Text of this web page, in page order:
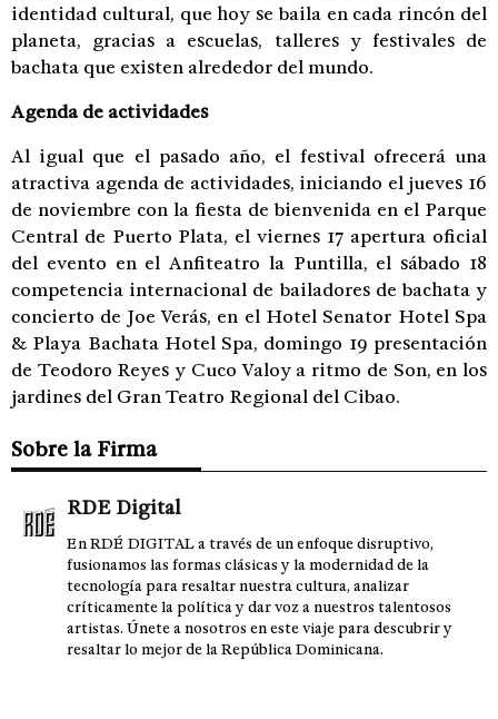
identidad cultural, que hoy se baila en cada rincón del
planeta, gracias a escuelas, talleres y festivales de
bachata que existen alrededor del mundo.
Agenda de actividades
Al igual que el pasado año, el festival ofrecerá una
atractiva agenda de actividades, iniciando el jueves 16
de noviembre con la fiesta de bienvenida en el Parque
Central de Puerto Plata, el viernes 17 apertura oficial
del evento en el Anfiteatro la Puntilla, el sábado 18
competencia internacional de bailadores de bachata y
concierto de Joe Verás, en el Hotel Senator Hotel Spa
& Playa Bachata Hotel Spa, domingo 19 presentación
de Teodoro Reyes y Cuco Valoy a ritmo de Son, en los
jardines del Gran Teatro Regional del Cibao.
Sobre la Firma
RDE Digital
En RDÉ DIGITAL a través de un enfoque disruptivo,
fusionamos las formas clásicas y la modernidad de la
tecnología para resaltar nuestra cultura, analizar
críticamente la política y dar voz a nuestros talentosos
artistas. Únete a nosotros en este viaje para descubrir y
resaltar lo mejor de la República Dominicana.